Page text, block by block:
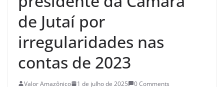
de Jutaí por
irregularidades nas
contas de 2023
Valor Amazônico 1 de julho de 2025
0 Comments